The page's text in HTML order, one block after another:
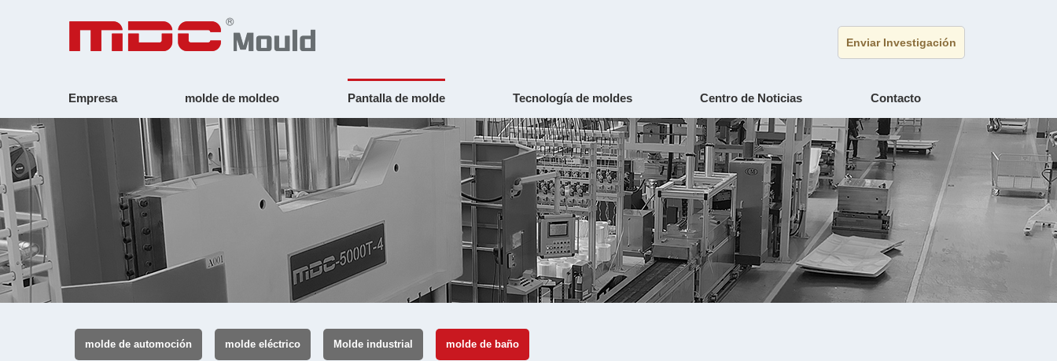
Enviar Investigación
Empresa molde de moldeo Pantalla de molde Tecnología de moldes Centro de Noticias Contacto
molde de automoción molde eléctrico Molde industrial molde de baño